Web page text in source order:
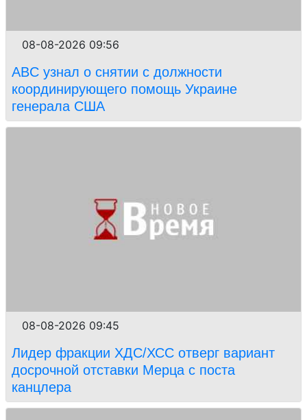
08-08-2026 09:56
ABC узнал о снятии с должности
координирующего помощь Украине
генерала США
08-08-2026 09:45
Лидер фракции ХДС/ХСС отверг вариант
досрочной отставки Мерца с поста
канцлера